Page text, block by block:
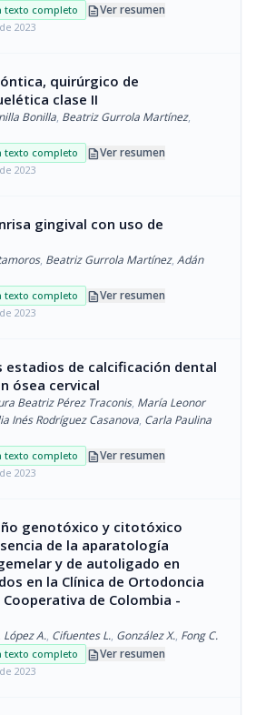
texto completo descriptionVer resumen
2023
quirúrgico de
clase II
Bonilla, Beatriz Gurrola Martínez,
texto completo descriptionVer resumen
2023
gingival con uso de
, Beatriz Gurrola Martínez, Adán
texto completo descriptionVer resumen
2023
estadios de calcificación dental
ósea cervical
Beatriz Pérez Traconis, María Leonor
Inés Rodríguez Casanova, Carla Paulina
texto completo descriptionVer resumen
2023
genotóxico y citotóxico
de la aparatología
y de autoligado en
en la Clínica de Ortodoncia
de Colombia -
López A., Cifuentes L., González X., Fong C.
texto completo descriptionVer resumen
2023